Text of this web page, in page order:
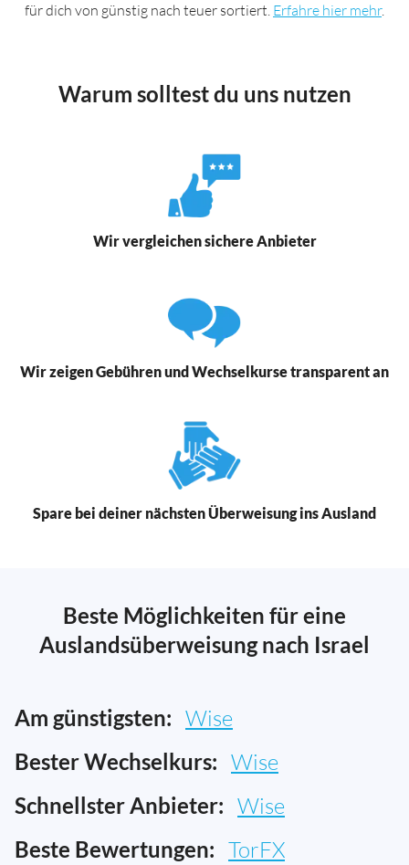
für dich von günstig nach teuer sortiert. Erfahre hier mehr.
Warum solltest du uns nutzen
Wir vergleichen sichere Anbieter
Wir zeigen Gebühren und Wechselkurse transparent an
Spare bei deiner nächsten Überweisung ins Ausland
Beste Möglichkeiten für eine
Auslandsüberweisung nach Israel
Am günstigsten: Wise
Bester Wechselkurs: Wise
Schnellster Anbieter: Wise
Beste Bewertungen: TorFX